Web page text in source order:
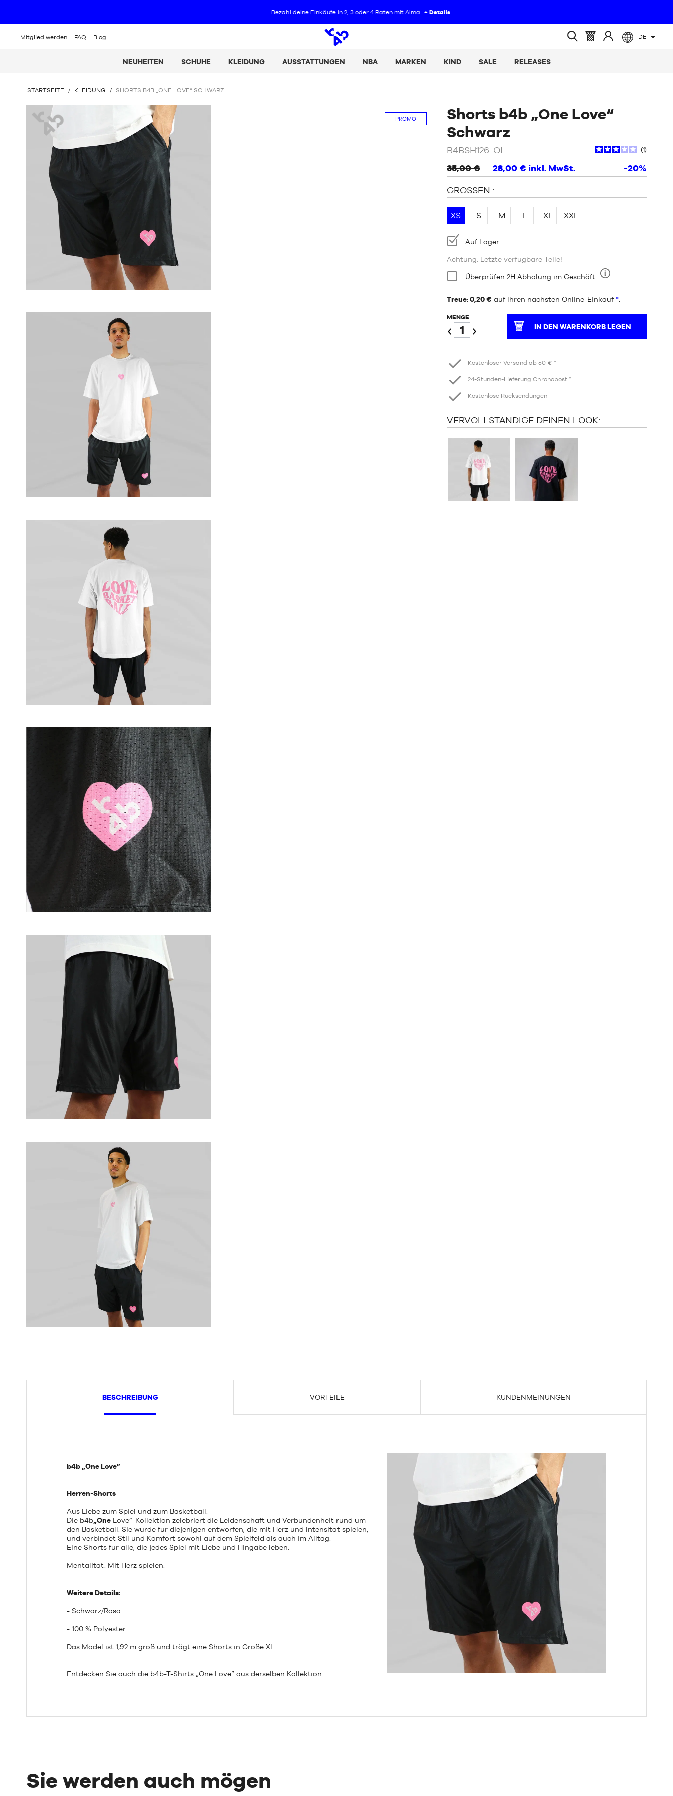
Bezahl deine Einkäufe in 2, 3 oder 4 Raten mit Alma :+ Details
Mitglied werden FAQ Blog DE
NEUHEITEN SCHUHE KLEIDUNG AUSSTATTUNGEN NBA MARKEN KIND SALE RELEASES
SIE
HIER:
STARTSEITE / KLEIDUNG / SHORTS B4B „ONE LOVE“ SCHWARZ
Shorts b4b „One Love“
Schwarz
B4BSH126-OL 1
35,00 € 28,00 € inkl. MwSt. -20%
GRÖSSEN :
XS S M L XL XXL
Verfügbarkeit:
Auf Lager
Achtung: Letzte verfügbare Teile!
Bedingung:
Neun
Überprüfen 2H Abholung im Geschäft
Treue: 0,20 € auf Ihren nächsten Online-Einkauf *.
MENGE
IN DEN WARENKORB LEGEN
Kostenloser Versand ab 50 € *
24-Stunden-Lieferung Chronopost *
Kostenlose Rücksendungen
VERVOLLSTÄNDIGE DEINEN LOOK:
PROMO
BESCHREIBUNG
b4b „One Love”
Herren-Shorts
Aus Liebe zum Spiel und zum Basketball.
Die b4b„One Love”-Kollektion zelebriert die Leidenschaft und Verbundenheit rund um
den Basketball. Sie wurde für diejenigen entworfen, die mit Herz und Intensität spielen,
und verbindet Stil und Komfort sowohl auf dem Spielfeld als auch im Alltag.
Eine Shorts für alle, die jedes Spiel mit Liebe und Hingabe leben.
Mentalität: Mit Herz spielen.
Weitere Details:
- Schwarz/Rosa
- 100 % Polyester
Das Model ist 1,92 m groß und trägt eine Shorts in Größe XL.
Entdecken Sie auch die b4b-T-Shirts „One Love” aus derselben Kollektion.
VORTEILE KUNDENMEINUNGEN
Sie werden auch mögen